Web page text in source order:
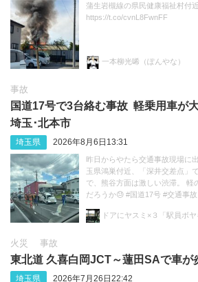
蒲生岩槻線の県民健康福祉村付
https://t.co/cvnL8FwnFF
一本柳光唏（ぽんやな）
事故
国道17号で3台絡む事故 軽乗用車が
埼玉･北本市
埼玉県 2026年8月6日13:31
昨日からやたら交通事故現場に
玉県鴻巣付近、「深井交差点」
で、熊谷方面は激しい渋滞。 軽
だろうか😓 #国道17号 #交通事
ドアにヤスミ×３「駅員ボヤ
火災 事故
東北道 久喜白岡JCT～蓮田SAで車が
埼玉県 2026年7月26日22:42